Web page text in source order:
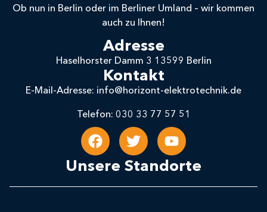
Ob nun in Berlin oder im Berliner Umland – wir kommen
auch zu Ihnen!
Adresse
Haselhorster Damm 3 13599 Berlin
Kontakt
E-Mail-Adresse: info@horizont-elektrotechnik.de
Telefon: 030 33 77 57 51
Unsere Standorte